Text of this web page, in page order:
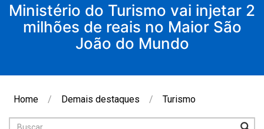
Ministério do Turismo vai injetar 2
milhões de reais no Maior São
João do Mundo
Home / Demais destaques / Turismo
Buscar